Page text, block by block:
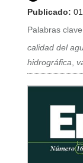
Publicado:
Palabras
calidad del
hidrográfica,